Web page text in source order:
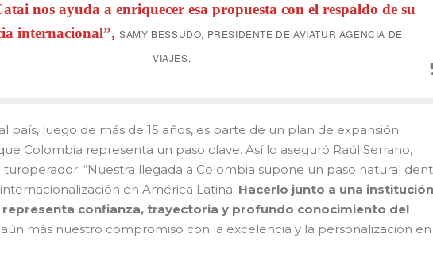
nos ayuda a enriquecer esa propuesta con el respaldo de su
internacional”, SAMY BESSUDO, PRESIDENTE DE AVIATUR AGENCIA DE
VIAJES.
país, luego de más de 15 años, es parte de un plan de expansión
Colombia representa un paso clave. Así lo aseguró Raúl Serrano,
“Nuestra llegada a Colombia supone un paso natural
en América Latina. Hacerlo junto a una institución
representa confianza, trayectoria y profundo conocimiento del
más nuestro compromiso con la excelencia y la personalización